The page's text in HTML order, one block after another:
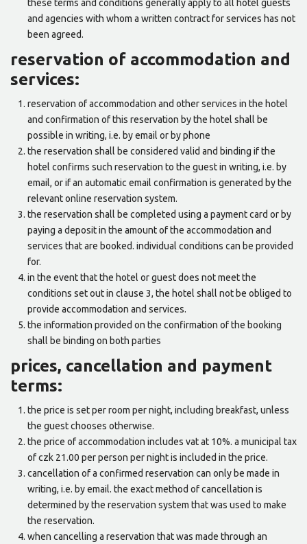
these terms and conditions generally apply to all hotel guests
and agencies with whom a written contract for services has not
been agreed.
reservation of accommodation and
services:
reservation of accommodation and other services in the hotel
and confirmation of this reservation by the hotel shall be
possible in writing, i.e. by email or by phone
the reservation shall be considered valid and binding if the
hotel confirms such reservation to the guest in writing, i.e. by
email, or if an automatic email confirmation is generated by the
relevant online reservation system.
the reservation shall be completed using a payment card or by
paying a deposit in the amount of the accommodation and
services that are booked. individual conditions can be provided
for.
in the event that the hotel or guest does not meet the
conditions set out in clause 3, the hotel shall not be obliged to
provide accommodation and services.
the information provided on the confirmation of the booking
shall be binding on both parties
prices, cancellation and payment
terms:
the price is set per room per night, including breakfast, unless
the guest chooses otherwise.
the price of accommodation includes vat at 10%. a municipal tax
of czk 21.00 per person per night is included in the price.
cancellation of a confirmed reservation can only be made in
writing, i.e. by email. the exact method of cancellation is
determined by the reservation system that was used to make
the reservation.
when cancelling a reservation that was made through an